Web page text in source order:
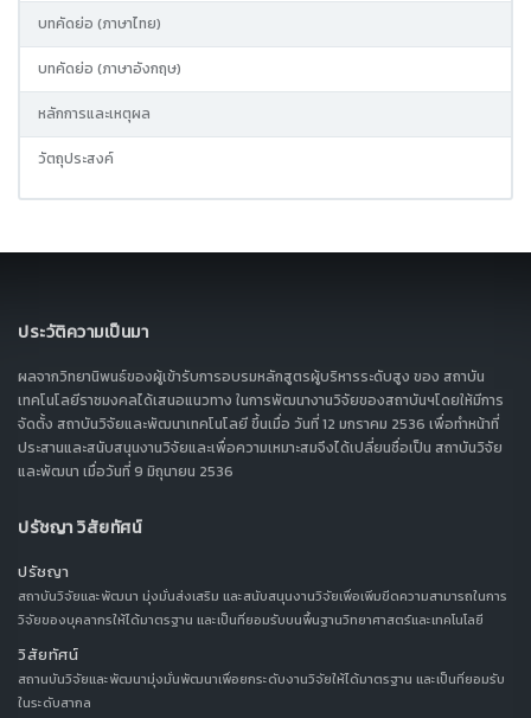
บทคัดย่อ (ภาษาไทย)
บทคัดย่อ (ภาษาอังกฤษ)
หลักการและเหตุผล
วัตถุประสงค์
ประวัติความเป็นมา
ผลจากวิทยานิพนธ์ของผู้เข้ารับการอบรมหลักสูตรผู้บริหารระดับสูง ของ สถาบัน
เทคโนโลยีราชมงคลได้เสนอแนวทาง ในการพัฒนางานวิจัยของสถาบันฯโดยให้มีการ
จัดตั้ง สถาบันวิจัยและพัฒนาเทคโนโลยี ขึ้นเมื่อ วันที่ 12 มกราคม 2536 เพื่อทำหน้าที่
ประสานและสนับสนุนงานวิจัยและเพื่อความเหมาะสมจึงได้เปลี่ยนชื่อเป็น สถาบันวิจัย
และพัฒนา เมื่อวันที่ 9 มิถุนายน 2536
ปรัชญา วิสัยทัศน์
ปรัชญา
สถาบันวิจัยและพัฒนา มุ่งมั่นส่งเสริม และสนับสนุนงานวิจัยเพื่อเพิ่มขีดความสามารถในการ
วิจัยของบุคลากรให้ได้มาตรฐาน และเป็นที่ยอมรับบนพื้นฐานวิทยาศาสตร์และเทคโนโลยี
วิสัยทัศน์
สถานบันวิจัยและพัฒนามุ่งมั่นพัฒนาเพื่อยกระดับงานวิจัยให้ได้มาตรฐาน และเป็นที่ยอมรับ
ในระดับสากล